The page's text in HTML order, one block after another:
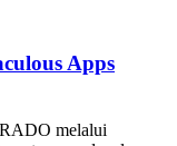
Apps
melalui